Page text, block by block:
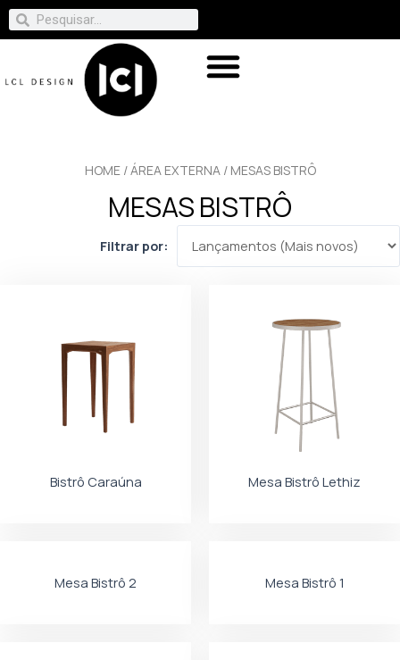
HOME/ÁREA EXTERNA / MESAS BISTRÔ
MESAS BISTRÔ
Filtrar por:
Bistrô Caraúna Mesa Bistrô Lethiz
Mesa Bistrô 2 Mesa Bistrô 1